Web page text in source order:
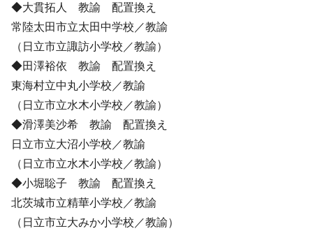
◆大貫拓人 教諭 配置換え
常陸太田市立太田中学校／教諭
（日立市立諏訪小学校／教諭）
◆田澤裕依 教諭 配置換え
東海村立中丸小学校／教諭
（日立市立水木小学校／教諭）
◆滑澤美沙希 教諭 配置換え
日立市立大沼小学校／教諭
（日立市立水木小学校／教諭）
◆小堀聡子 教諭 配置換え
北茨城市立精華小学校／教諭
（日立市立大みか小学校／教諭）